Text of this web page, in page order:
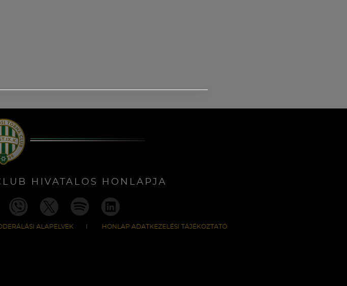
HIVATALOS HONLAPJA
ALAPELVEK HONLAP ADATKEZELÉSI TÁJÉKOZTATÓ